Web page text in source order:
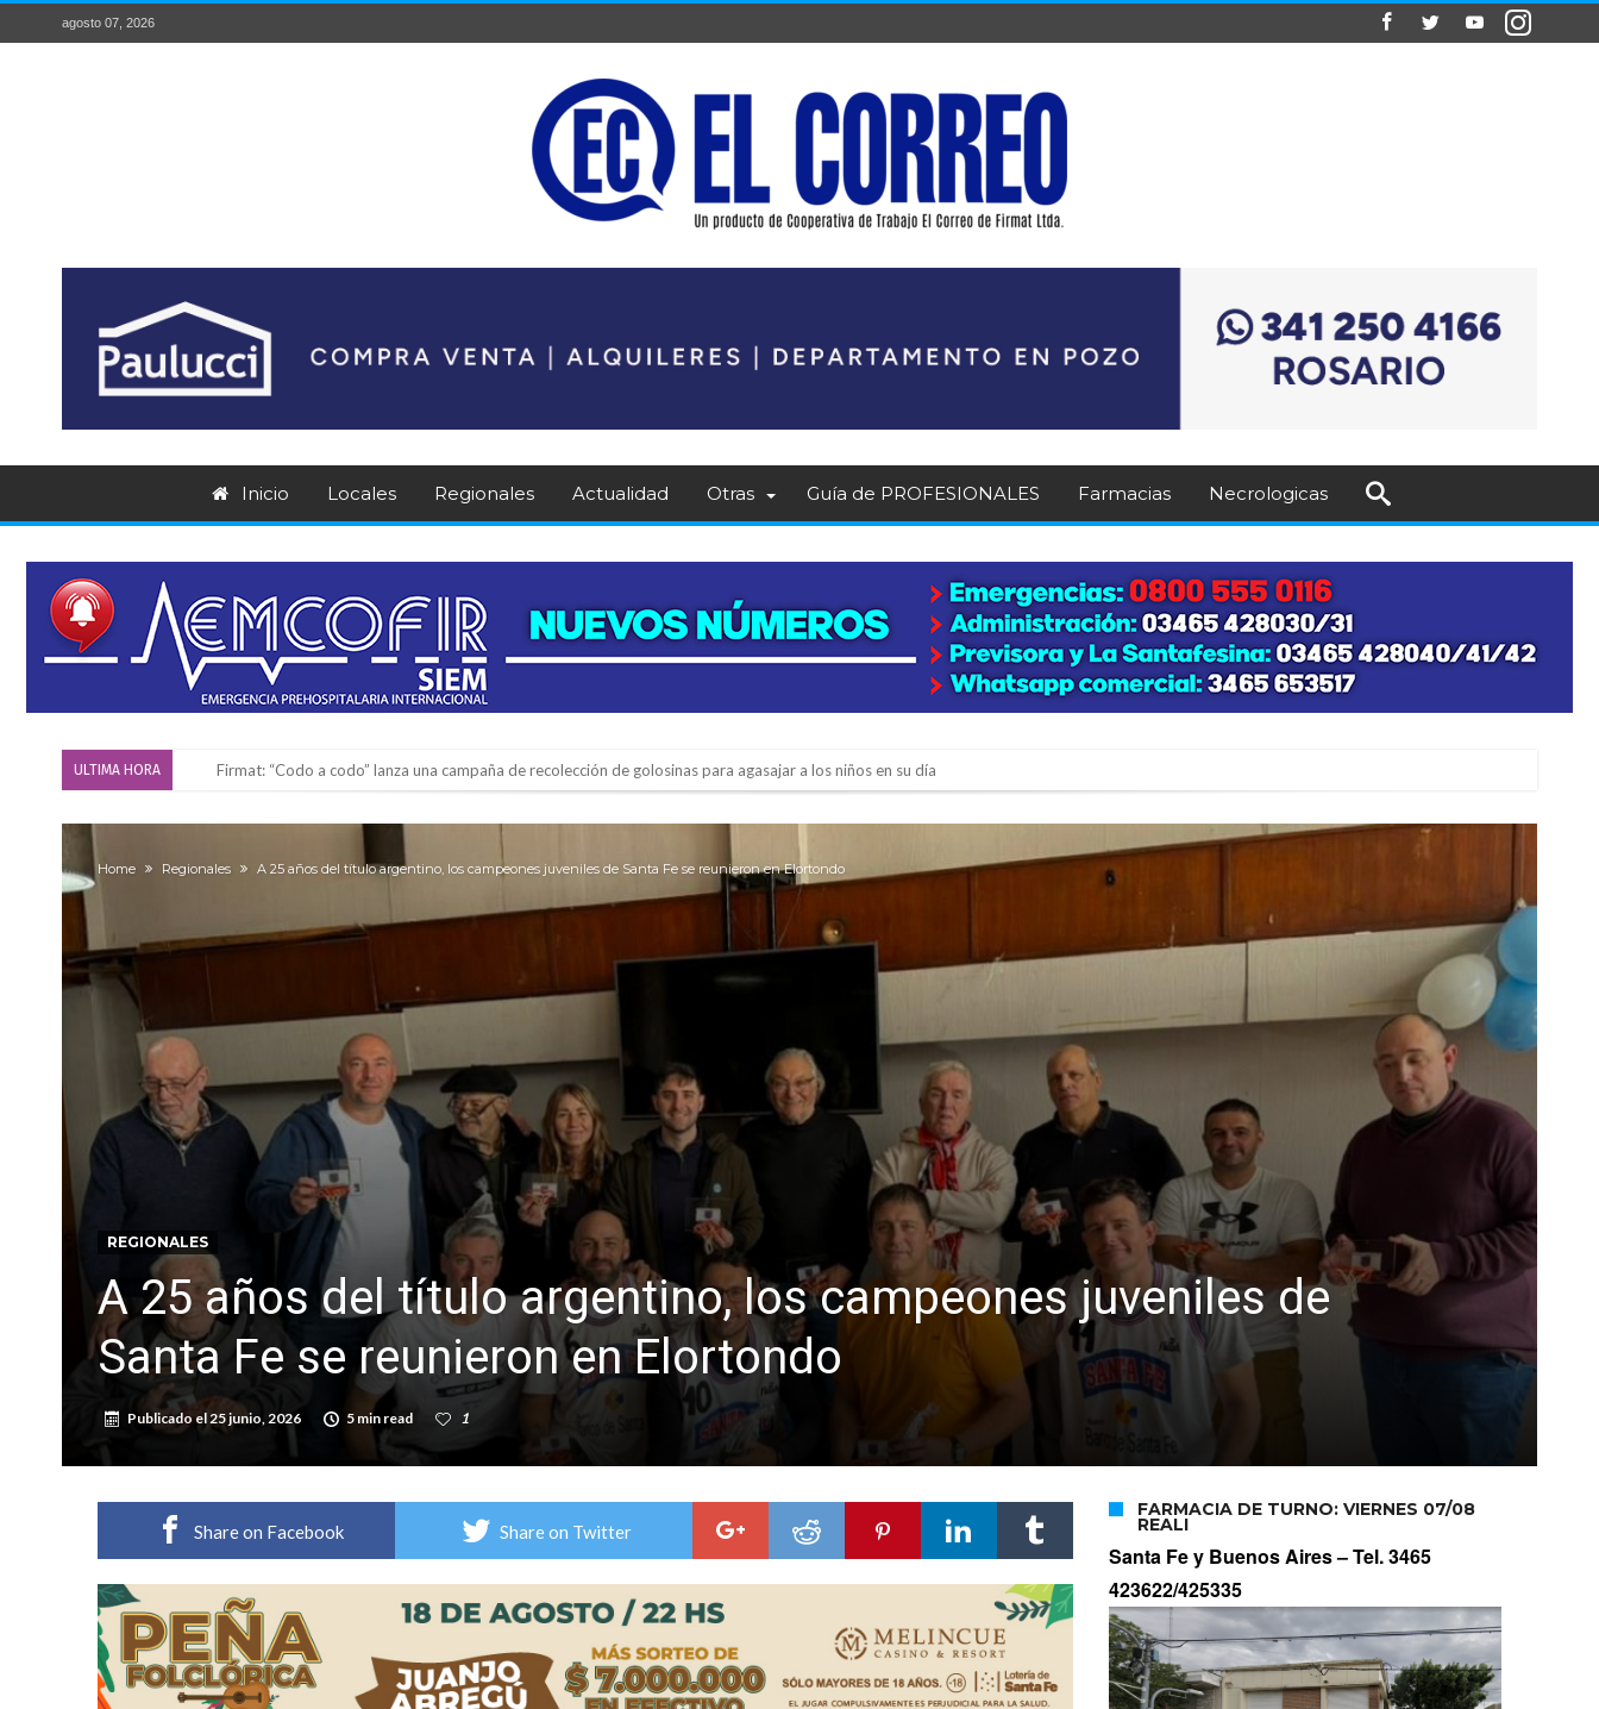
agosto 07, 2026
Inicio Locales Regionales Actualidad Otras Guía de PROFESIONALES Farmacias Necrologicas
ULTIMA HORA Vuelve el básquet: este viernes arranca el Clausura con agenda confirmada y planteles renovados
Alerta meteorológico: el SMN advierte por tormentas fuertes y ráfagas que podrían superar los 80 km/h
¿Llega un “Súper Niño”?: De Benedictis aclara los mitos y analiza el impacto real en la región
Cañada del Ucle se prepara para la 5ª edición de la Expo Dose
Villada: evalúan obras preventivas ante posibles lluvias intensas
Home Regionales A 25 años del título argentino, los campeones juveniles de Santa Fe se reunieron en Elortondo
REGIONALES
A 25 años del título argentino, los campeones juveniles de
Santa Fe se reunieron en Elortondo
Publicado el25 junio, 2026 5 min read 1
Share on Facebook Share on Twitter
FARMACIA DE TURNO: VIERNES 07/08
REALI
Santa Fe y Buenos Aires –Tel. 3465
423622/425335